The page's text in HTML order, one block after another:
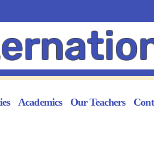
Academics Our Teachers